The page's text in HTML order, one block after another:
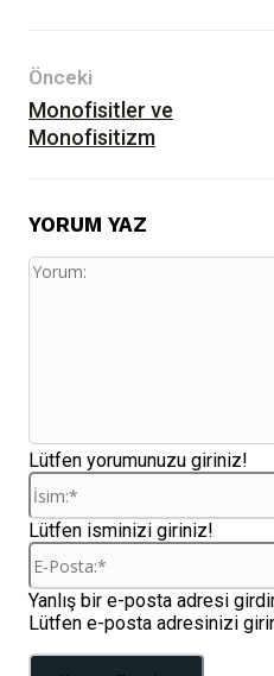
Önceki
Monofisitler ve
Monofisitizm
YORUM YAZ
Lütfen yorumunuzu giriniz!
Lütfen isminizi giriniz!
Yanlış bir e-posta adresi
Lütfen e-posta adresinizi